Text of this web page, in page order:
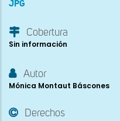
JPG
Cobertura
Sin información
Autor
Mónica Montaut Báscones
Derechos